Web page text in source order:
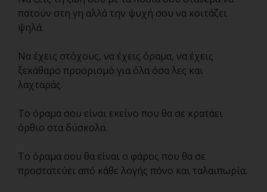
πατούν στη γη αλλά την ψυχή σου να κοιτάζει
ψηλά.
Να έχεις στόχους, να έχεις όραμα, να έχεις
ξεκάθαρο προορισμό για όλα όσα λες και
λαχταράς.
Το όραμα σου είναι εκείνο που θα σε κρατάει
όρθιο στα δύσκολα.
Το όραμα σου θα είναι ο φάρος που θα σε
προστατεύει από κάθε λογής πόνο και ταλαιπωρία.